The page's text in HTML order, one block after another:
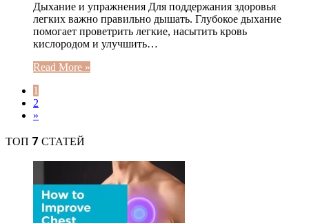
Дыхание и упражнения Для поддержания здоровья
легких важно правильно дышать. Глубокое дыхание
помогает проветрить легкие, насытить кровь
кислородом и улучшить…
Read More »
1
2
»
ТОП 7 СТАТЕЙ